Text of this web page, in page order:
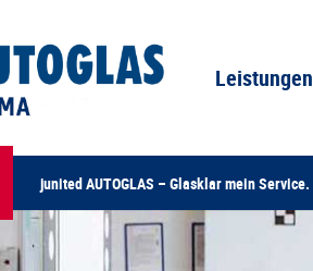
Leistungen
junited AUTOGLAS – Glasklar mein Service.